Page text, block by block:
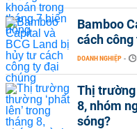
Bamboo
cách
DOANH NGHIỆP -
Thị trường
8, nhóm
sóng?